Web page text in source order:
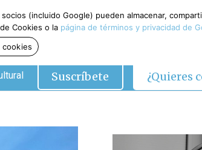
Suscríbete ¿Quieres
(incluido Google) pueden almacenar,
Cookies o la página de términos y privacidad de
cookies